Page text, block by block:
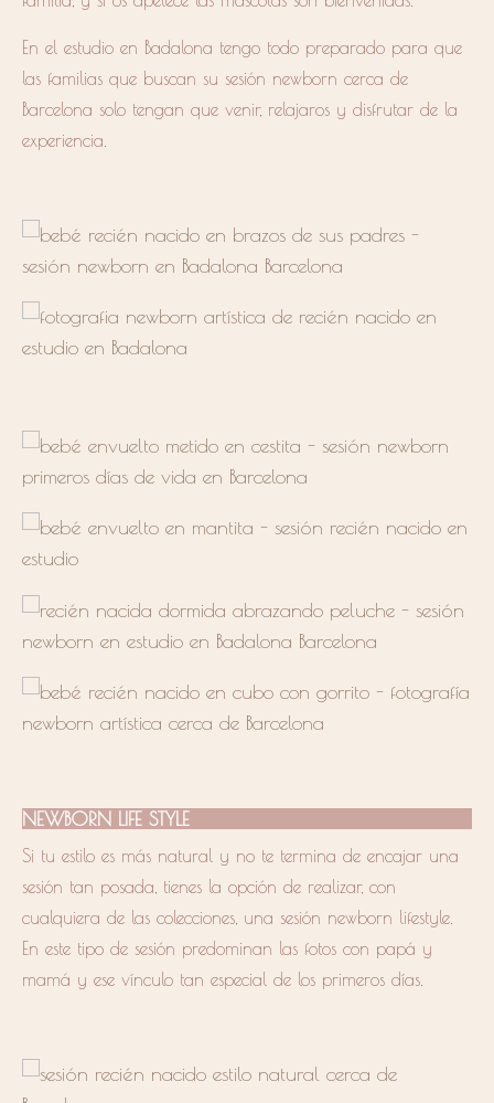
En el estudio en Badalona tengo todo preparado para que
las familias que buscan su sesión newborn cerca de
Barcelona solo tengan que venir, relajaros y disfrutar de la
experiencia.
NEWBORN LIFE STYLE
Si tu estilo es más natural y no te termina de encajar una
sesión tan posada, tienes la opción de realizar, con
cualquiera de las colecciones, una sesión newborn lifestyle.
En este tipo de sesión predominan las fotos con papá y
mamá y ese vínculo tan especial de los primeros días.